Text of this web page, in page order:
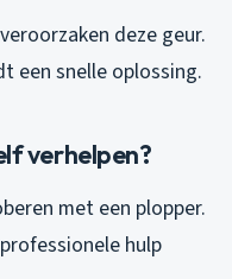
deze geur.
een snelle oplossing.
verhelpen?
met een plopper.
hulp